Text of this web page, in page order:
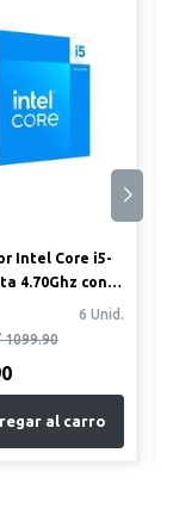
Intel Core i5-
4.70Ghz con
6 Unid.
1099.90